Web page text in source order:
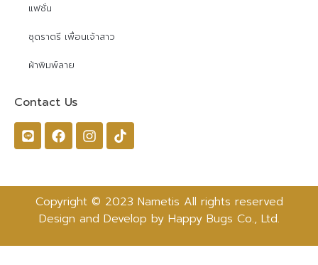
แฟชั่น
ชุดราตรี เพื่อนเจ้าสาว
ผ้าพิมพ์ลาย
Contact Us
Copyright © 2023 Nametis All rights reserved
Design and Develop by Happy Bugs Co., Ltd.